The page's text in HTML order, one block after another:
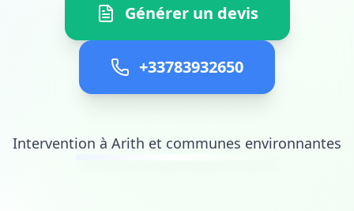
Générer un devis
+33783932650
Intervention à Arith et communes environnantes